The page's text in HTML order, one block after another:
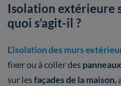
Isolation extérieure
quoi s’agit-il ?
L’isolation des murs
fixer ou à coller des
sur lesfaçades de la maison,